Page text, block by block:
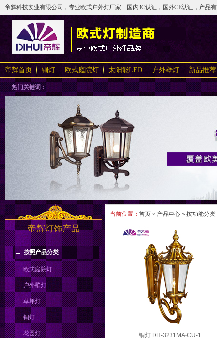
帝辉科技实业有限公司，专业欧式户外灯厂家，国内3C认证，国外CE认证，产
帝辉首页 铜灯 欧式庭院灯 太阳能LED 户外壁灯 新品推荐
热门关键词 :
帝辉灯饰产品
按照产品分类
欧式庭院灯
户外壁灯
草坪灯
铜灯
花园灯
当前位置： 首页 » 产品中心 » 按功能分类
铜灯 DH-3231MA-CU-1